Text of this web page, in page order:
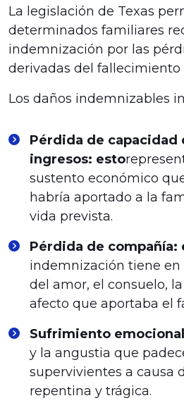
La legislación de Texas
determinados familiares
indemnización por las
derivadas del fallecimiento
Los daños indemnizables
Pérdida de capacidad
ingresos: esto
sustento económico
habría aportado a la
vida prevista.
Pérdida de compañía:
indemnización tiene
del amor, el consuelo,
afecto que aportaba el
Sufrimiento
y la angustia que
supervivientes a causa
repentina y trágica.